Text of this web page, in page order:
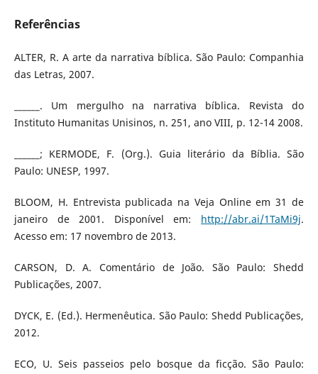
Referências
ALTER, R. A arte da narrativa bíblica. São Paulo: Companhia
das Letras, 2007.
______. Um mergulho na narrativa bíblica. Revista do
Instituto Humanitas Unisinos, n. 251, ano VIII, p. 12-14 2008.
______; KERMODE, F. (Org.). Guia literário da Bíblia. São
Paulo: UNESP, 1997.
BLOOM, H. Entrevista publicada na Veja Online em 31 de
janeiro de 2001. Disponível em: http://abr.ai/1TaMi9j.
Acesso em: 17 novembro de 2013.
CARSON, D. A. Comentário de João. São Paulo: Shedd
Publicações, 2007.
DYCK, E. (Ed.). Hermenêutica. São Paulo: Shedd Publicações,
2012.
ECO, U. Seis passeios pelo bosque da ficção. São Paulo: